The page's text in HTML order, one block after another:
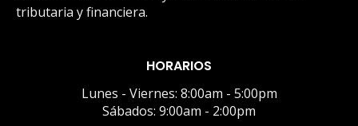
tributaria y financiera.
HORARIOS
Lunes - Viernes: 8:00am - 5:00pm
Sábados: 9:00am - 2:00pm